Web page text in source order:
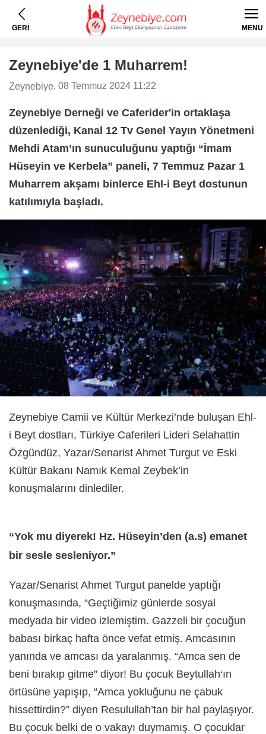
GERİ MENÜ
Zeynebiye'de 1 Muharrem!
Zeynebiye, 08 Temmuz 2024 11:22
Zeynebiye Derneği ve Caferider'in ortaklaşa
düzenlediği, Kanal 12 Tv Genel Yayın Yönetmeni
Mehdi Atam’ın sunuculuğunu yaptığı “İmam
Hüseyin ve Kerbela” paneli, 7 Temmuz Pazar 1
Muharrem akşamı binlerce Ehl-i Beyt dostunun
katılımıyla başladı.
Zeynebiye Camii ve Kültür Merkezi’nde buluşan Ehl-
i Beyt dostları, Türkiye Caferileri Lideri Selahattin
Özgündüz, Yazar/Senarist Ahmet Turgut ve Eski
Kültür Bakanı Namık Kemal Zeybek’in
konuşmalarını dinlediler.
“Yok mu diyerek! Hz. Hüseyin’den (a.s) emanet
bir sesle sesleniyor.”
Yazar/Senarist Ahmet Turgut panelde yaptığı
konuşmasında, “Geçtiğimiz günlerde sosyal
medyada bir video izlemiştim. Gazzeli bir çocuğun
babası birkaç hafta önce vefat etmiş. Amcasının
yanında ve amcası da yaralanmış. “Amca sen de
beni bırakıp gitme” diyor! Bu çocuk Beytullah‘ın
örtüsüne yapışıp, “Amca yokluğunu ne çabuk
hissettirdin?” diyen Resulullah’tan bir hal paylaşıyor.
Bu çocuk belki de o vakayı duymamış. O çocuklar